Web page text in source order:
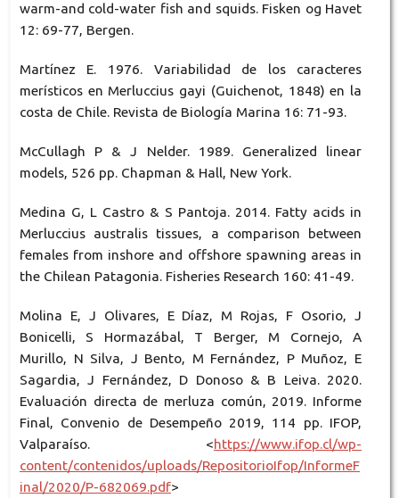
warm-and cold-water fish and squids. Fisken og Havet
12: 69-77, Bergen.
Martínez E. 1976. Variabilidad de los caracteres
merísticos en Merluccius gayi (Guichenot, 1848) en la
costa de Chile. Revista de Biología Marina 16: 71-93.
McCullagh P & J Nelder. 1989. Generalized linear
models, 526 pp. Chapman & Hall, New York.
Medina G, L Castro & S Pantoja. 2014. Fatty acids in
Merluccius australis tissues, a comparison between
females from inshore and offshore spawning areas in
the Chilean Patagonia. Fisheries Research 160: 41-49.
Molina E, J Olivares, E Díaz, M Rojas, F Osorio, J
Bonicelli, S Hormazábal, T Berger, M Cornejo, A
Murillo, N Silva, J Bento, M Fernández, P Muñoz, E
Sagardia, J Fernández, D Donoso & B Leiva. 2020.
Evaluación directa de merluza común, 2019. Informe
Final, Convenio de Desempeño 2019, 114 pp. IFOP,
Valparaíso. <https://www.ifop.cl/wp-
content/contenidos/uploads/RepositorioIfop/InformeF
inal/2020/P-682069.pdf>